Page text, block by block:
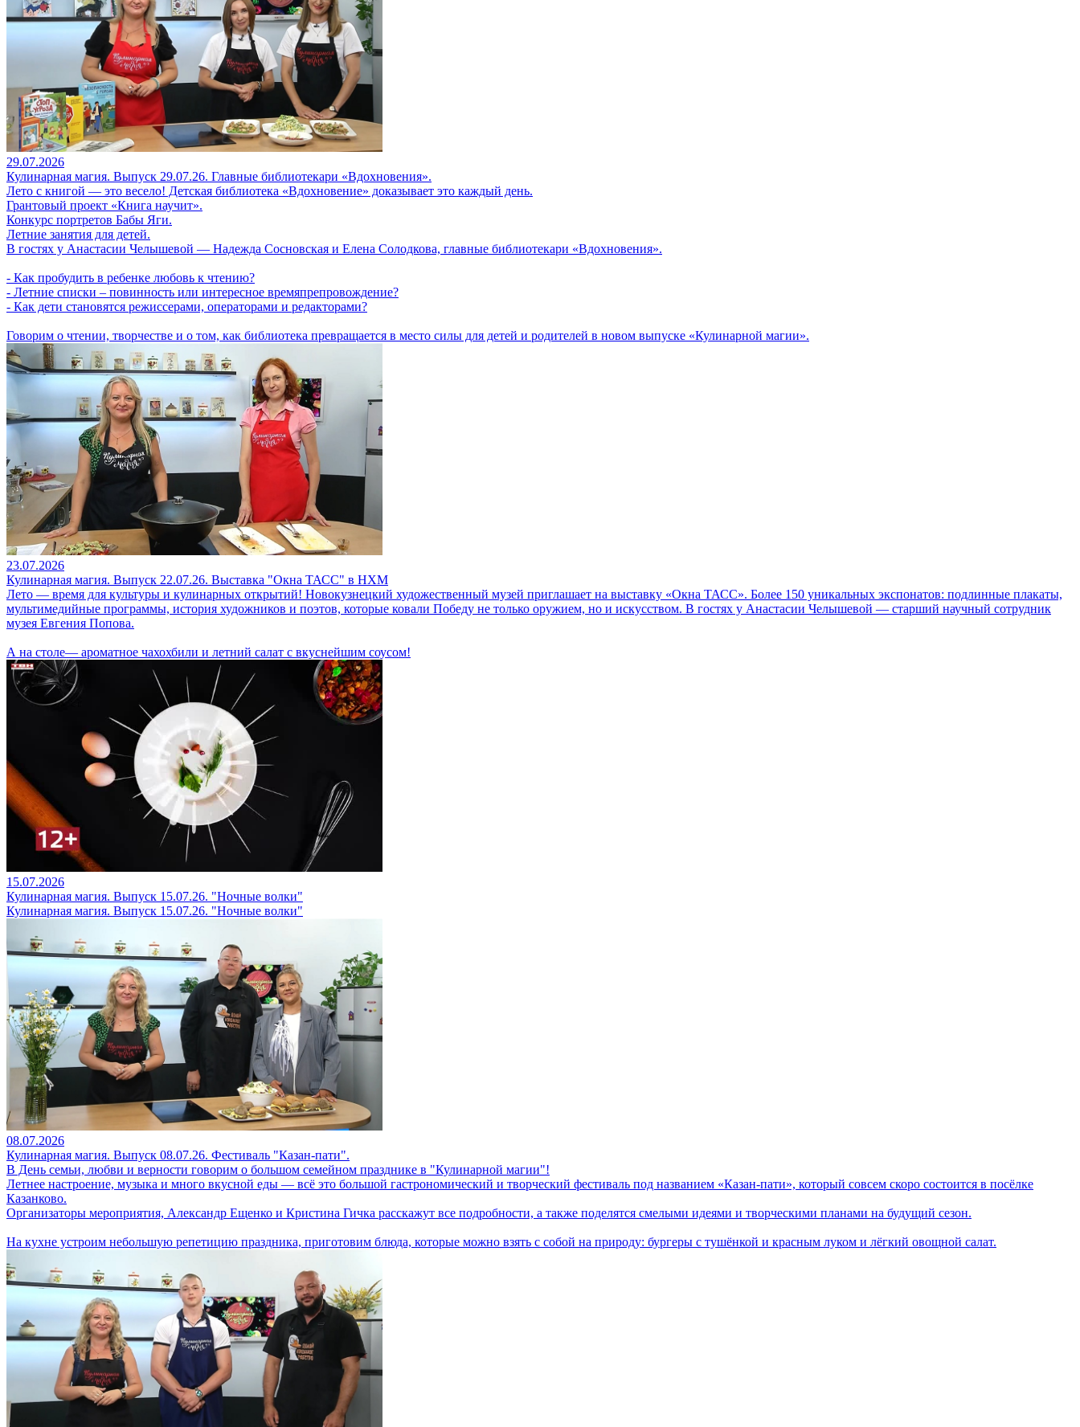
29.07.2026
Кулинарная магия. Выпуск 29.07.26. Главные библиотекари «Вдохновения».
Лето с книгой — это весело! Детская библиотека «Вдохновение» доказывает это каждый день.
Грантовый проект «Книга научит».
Конкурс портретов Бабы Яги.
Летние занятия для детей.
В гостях у Анастасии Челышевой — Надежда Сосновская и Елена Солодкова, главные библиотекари «Вдохновения».
- Как пробудить в ребенке любовь к чтению?
- Летние списки – повинность или интересное времяпрепровождение?
- Как дети становятся режиссерами, операторами и редакторами?
Говорим о чтении, творчестве и о том, как библиотека превращается в место силы для детей и родителей в новом выпуске «Кулинарной магии».
23.07.2026
Кулинарная магия. Выпуск 22.07.26. Выставка "Окна ТАСС" в НХМ
Лето — время для культуры и кулинарных открытий! Новокузнецкий художественный музей приглашает на выставку «Окна ТАСС». Более 150 уникальных экспонатов: подлинные плакаты,
мультимедийные программы, история художников и поэтов, которые ковали Победу не только оружием, но и искусством. В гостях у Анастасии Челышевой — старший научный сотрудник
музея Евгения Попова.
А на столе— ароматное чахохбили и летний салат с вкуснейшим соусом!
15.07.2026
Кулинарная магия. Выпуск 15.07.26. "Ночные волки"
Кулинарная магия. Выпуск 15.07.26. "Ночные волки"
08.07.2026
Кулинарная магия. Выпуск 08.07.26. Фестиваль "Казан-пати".
В День семьи, любви и верности говорим о большом семейном празднике в "Кулинарной магии"!
Летнее настроение, музыка и много вкусной еды — всё это большой гастрономический и творческий фестиваль под названием «Казан-пати», который совсем скоро состоится в посёлке
Казанково.
Организаторы мероприятия, Александр Ещенко и Кристина Гичка расскажут все подробности, а также поделятся смелыми идеями и творческими планами на будущий сезон.
На кухне устроим небольшую репетицию праздника, приготовим блюда, которые можно взять с собой на природу: бургеры с тушёнкой и красным луком и лёгкий овощной салат.